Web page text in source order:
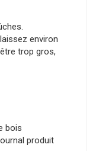
environ
trop gros,
bois
produit